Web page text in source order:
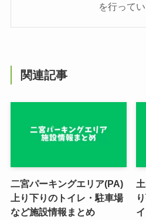
を行ってい
関連記事
二宮パーキングエリア(PA)
上り下りのトイレ・駐車場
など施設情報まとめ